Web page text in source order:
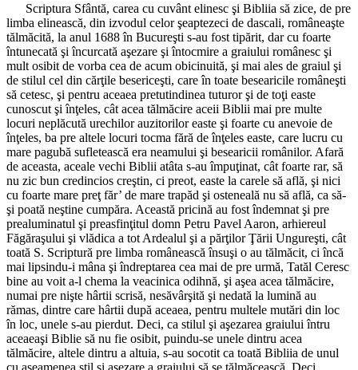
Scriptura Sfântă, carea cu cuvânt elinesc şi Bibliia să zice, de pre
limba elinească, din izvodul celor şeaptezeci de dascali, româneaşte
tălmăcită, la anul 1688 în Bucureşti s-au fost tipărit, dar cu foarte
întunecată şi încurcată aşezare şi întocmire a graiului românesc şi
mult osibit de vorba cea de acum obicinuită, şi mai ales de graiul şi
de stilul cel din cărţile besericeşti, care în toate besearicile româneşti
să cetesc, şi pentru aceaea pretutindinea tuturor şi de toţi easte
cunoscut şi înţeles, cât acea tălmăcire aceii Biblii mai pre multe
locuri neplăcută urechilor auzitorilor easte şi foarte cu anevoie de
înţeles, ba pre altele locuri tocma fără de înţeles easte, care lucru cu
mare pagubă sufletească era neamului şi besearicii românilor. Afară
de aceasta, aceale vechi Biblii atâta s-au împuţinat, cât foarte rar, să
nu zic bun credincios creştin, ci preot, easte la carele să află, şi nici
cu foarte mare preţ făr’ de mare trapăd şi osteneală nu să află, ca să-
şi poată neştine cumpăra. Această pricină au fost îndemnat şi pre
prealuminatul şi preasfinţitul domn Petru Pavel Aaron, arhiereul
Făgăraşului şi vlădica a tot Ardealul şi a părţilor Ţării Ungureşti, cât
toată S. Scriptură pre limba românească însuşi o au tălmăcit, ci încă
mai lipsindu-i mâna şi îndreptarea cea mai de pre urmă, Tatăl Ceresc
bine au voit a-l chema la veacinica odihnă, şi aşea acea tălmăcire,
numai pre nişte hârtii scrisă, nesăvârşită şi nedată la lumină au
rămas, dintre care hârtii după aceaea, pentru multele mutări din loc
în loc, unele s-au pierdut. Deci, ca stilul şi aşezarea graiului întru
aceaeaşi Biblie să nu fie osibit, puindu-se unele dintru acea
tălmăcire, altele dintru a altuia, s-au socotit ca toată Bibliia de unul
cu aseamenea stil şi aşezare a graiului să se tălmăcească. Deci,